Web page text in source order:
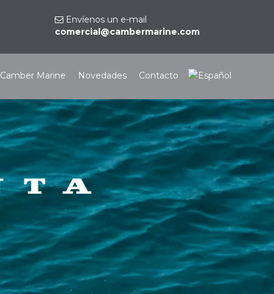
Envíenos un e-mail
comercial@cambermarine.com
Camber Marine Novedades Contacto